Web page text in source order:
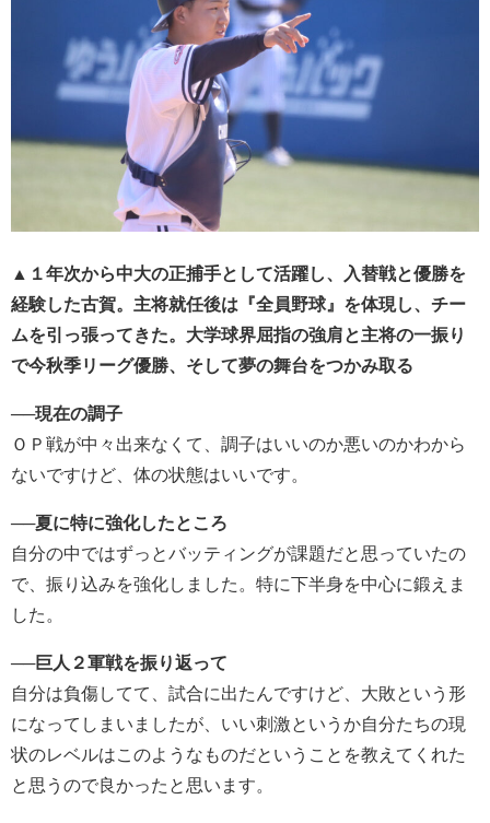
▲１年次から中大の正捕手として活躍し、入替戦と優勝を
経験した古賀。主将就任後は『全員野球』を体現し、チー
ムを引っ張ってきた。大学球界屈指の強肩と主将の一振り
で今秋季リーグ優勝、そして夢の舞台をつかみ取る
──現在の調子
ＯＰ戦が中々出来なくて、 調子はいいのか悪いのかわから
ないですけど、 体の状態はいいです。
──夏に特に強化したところ
自分の中ではずっとバッティングが課題だと思っていたの
で、 振り込みを強化しました。特に下半身を中心に鍛えま
した。
──巨人２軍戦を振り返って
自分は負傷してて、試合に出たんですけど、 大敗という形
になってしまいましたが、 いい刺激というか自分たちの現
状のレベルはこのようなものだとい うことを教えてくれた
と思うので良かったと思います。